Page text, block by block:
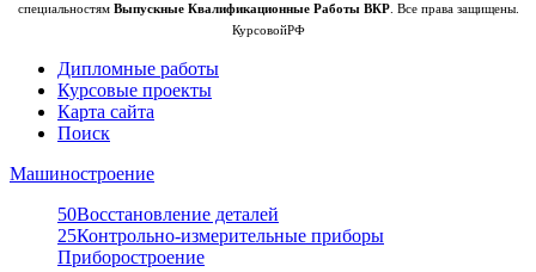
специальностям Выпускные Квалификационные Работы ВКР. Все права защищены.
КурсовойРФ
Дипломные работы
Курсовые проекты
Карта сайта
Поиск
Машиностроение
50Восстановление деталей
25Контрольно-измерительные приборы
Приборостроение